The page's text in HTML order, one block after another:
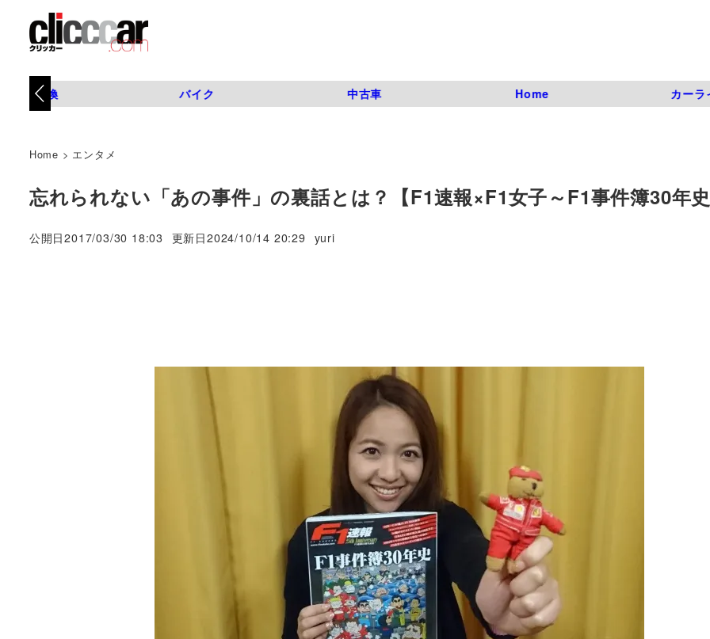
タイヤ交換 バイク 中古車 Home カーラ
Home > エンタメ
忘れられない「あの事件」の裏話とは？【F1速報×F1女子～F1事件簿30年
公開日2017/03/30 18:03 更新日2024/10/14 20:29 著
yuri